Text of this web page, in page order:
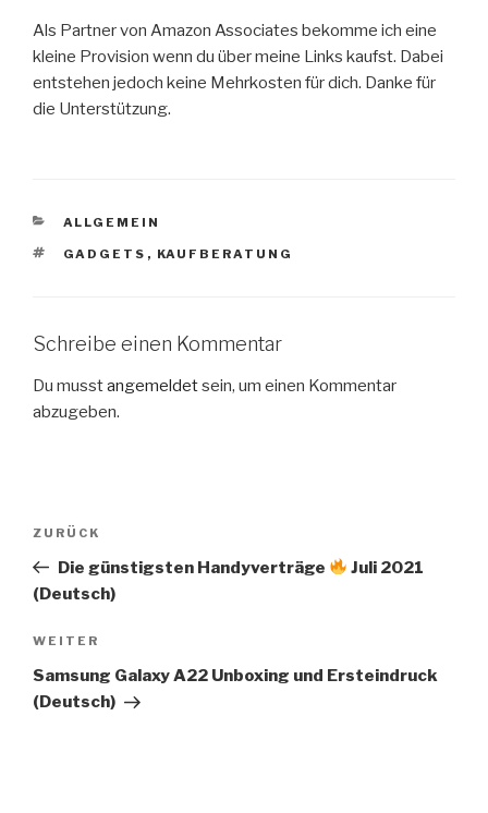
Als Partner von Amazon Associates bekomme ich eine
kleine Provision wenn du über meine Links kaufst. Dabei
entstehen jedoch keine Mehrkosten für dich. Danke für
die Unterstützung.
KATEGORIEN
ALLGEMEIN
SCHLAGWÖRTER
GADGETS , KAUFBERATUNG
Schreibe einen Kommentar
Du musstangemeldetsein, um einen Kommentar
abzugeben.
Beitragsnavigation
Vorheriger
Beitrag
ZURÜCK
Die günstigsten Handyverträge
Juli 2021
(Deutsch)
Nächster
Beitrag
WEITER
Samsung Galaxy A22 Unboxing und Ersteindruck
(Deutsch)